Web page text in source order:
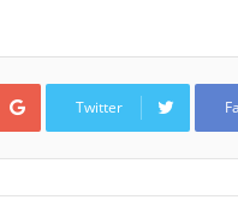
Twitter